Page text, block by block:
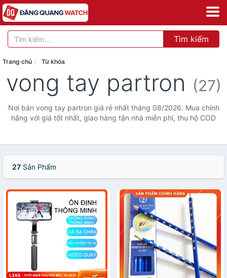
Tìm kiếm
Trang chủ Từ khóa
vong tay partron (27)
Nơi bán vong tay partron giá rẻ nhất tháng 08/2026. Mua chính
hãng với giá tốt nhất, giao hàng tận nhà miễn phí, thu hộ COD
27 Sản Phẩm